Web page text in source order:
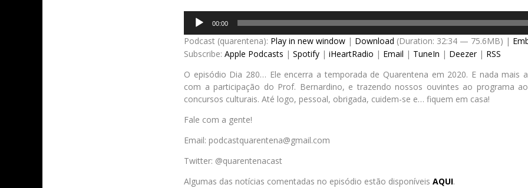
Audio
Player
00:00
Podcast (quarentena): Play in new window | Download (Duration: 32:34 — 75.6MB) |
Subscribe: Apple Podcasts | Spotify | iHeartRadio | Email | TuneIn | Deezer| RSS
O episódio Dia 280… Ele encerra a temporada de Quarentena em 2020. E nada mais
com a participação do Prof. Bernardino, e trazendo nossos ouvintes ao programa
concursos culturais. Até logo, pessoal, obrigada, cuidem-se e… fiquem em casa!
Fale com a gente!
Email: podcastquarentena@gmail.com
Twitter: @quarentenacast
Algumas das notícias comentadas no episódio estão disponíveis AQUI.